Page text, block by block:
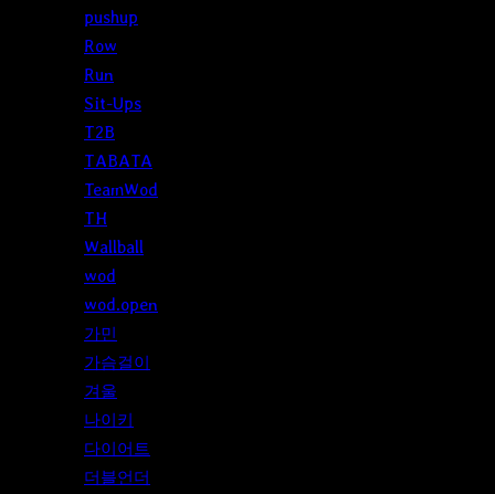
pushup
Row
Run
Sit-Ups
T2B
TABATA
TeamWod
TH
Wallball
wod
wod.open
가민
가슴걸이
겨울
나이키
다이어트
더블언더